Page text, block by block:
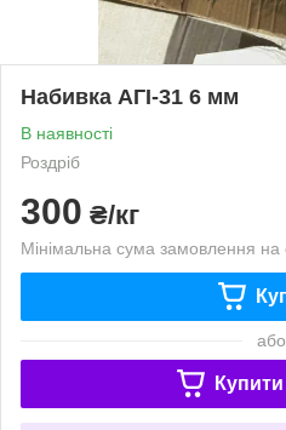
Набивка АГІ-31 6 мм
В наявності
Роздріб
300 ₴/кг
Мінімальна сума замовлення
або
Купити